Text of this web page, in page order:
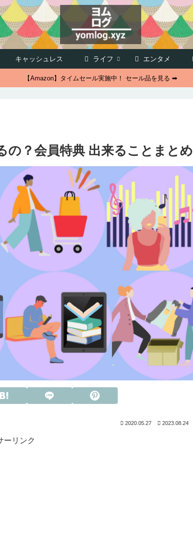
キャッシュレス ライフ エンタメ
【Amazon】タイムセール実施中！ セール品を見る ➡
？会員特典 出来ることまとめ
2020.05.27 2023.08.24
ーリンク